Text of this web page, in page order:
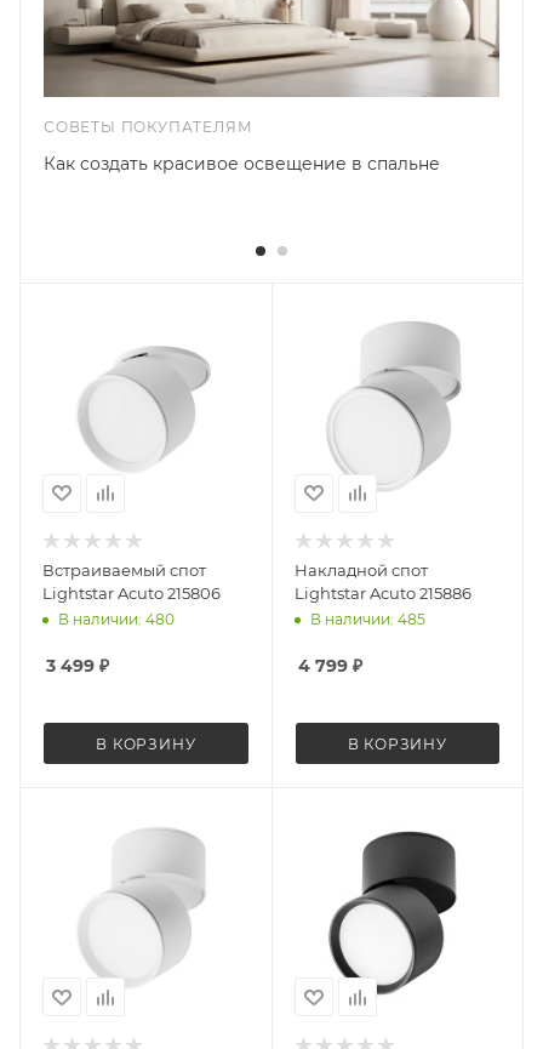
СОВЕТЫ ПОКУПАТЕЛЯМ
Как создать красивое освещение в спальне
Встраиваемый спот
Lightstar Acuto 215806
В наличии: 480
3 499 ₽
В КОРЗИНУ
Накладной спот
Lightstar Acuto 215886
В наличии: 485
4 799₽
В КОРЗИНУ